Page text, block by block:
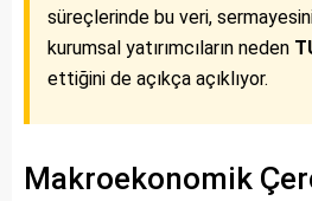
süreçlerinde bu veri,
kurumsal yatırımcıların neden
ettiğini de açıkça açıklıyor.
Makroekonomik